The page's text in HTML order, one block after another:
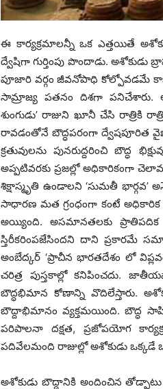
ఈ కార్యక్రమాలన్నీ ఒక ఎత్తయితే
ద్వేషిగా గుర్తింపు పొందాడు.
పూజారి వర్గం జీవనోపాధి కోల్పోవడమే కాక
సామ్రాజ్య పతనం దిశగా పనిచేశారు.
శుంగుడు’ రాజుని ఖూనీ చేసి రాత్రికి
రావడంతోనే బౌద్ధపరంగా ద్వేషపూరిత
క్రతువులను పునరుద్దరించి బౌద్ధ
అప్పటివరకు ప్రజల్లో అధికారికంగా
శిక్షాస్మృతి ఉండాలని ‘సుమతీ భార్గవ’
సాధారణ మత గ్రంధంగా కంటే
అయ్యింది. అసమానతలకు
స్తిరీకరింపజేసిందని దాని ప్రకారమే
అంబేద్కర్ ‘ప్రాచీన భారతదేశం లో
చరిత్ర పుస్తకాల్లో కనిపించదు.
బౌద్ధభిమాన కోణాన్ని వొదిలేస్తారు.
బౌద్దాభిమానం వ్యక్తమయింది. బౌద్ధ
పరిపాలనా దక్షత, ప్రజోపయోగ
పదివేలమంది రాజుల్లో అశోకుడు ఒక్కడే
అశోకుడు బౌద్ధానికి అందించిన